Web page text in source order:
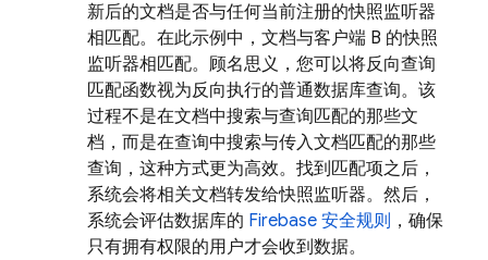
新后的文档是否与任何当前注册的快照监听器
相匹配。在此示例中，文档与客户端 B 的快照
监听器相匹配。顾名思义，您可以将反向查询
匹配函数视为反向执行的普通数据库查询。该
过程不是在文档中搜索与查询匹配的那些文
档，而是在查询中搜索与传入文档匹配的那些
查询，这种方式更为高效。找到匹配项之后，
系统会将相关文档转发给快照监听器。然后，
系统会评估数据库的 Firebase 安全规则 ，确保
只有拥有权限的用户才会收到数据。